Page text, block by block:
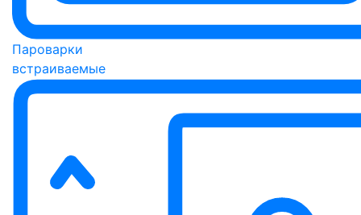
Пароварки
встраиваемые